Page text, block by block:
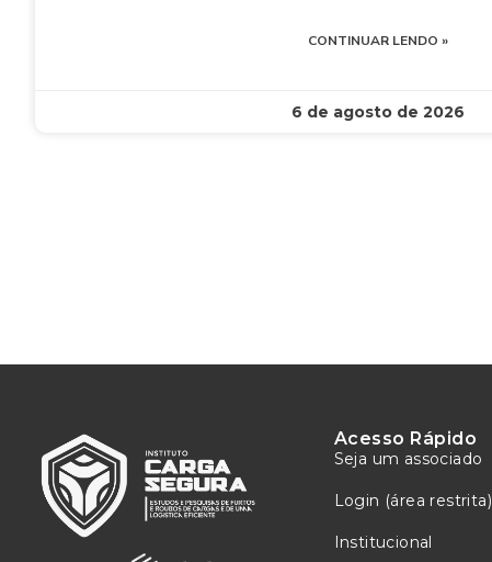
CONTINUAR LENDO »
6 de agosto de 2026
Acesso Rápido
Seja um associado
Login (área restrita)
Institucional